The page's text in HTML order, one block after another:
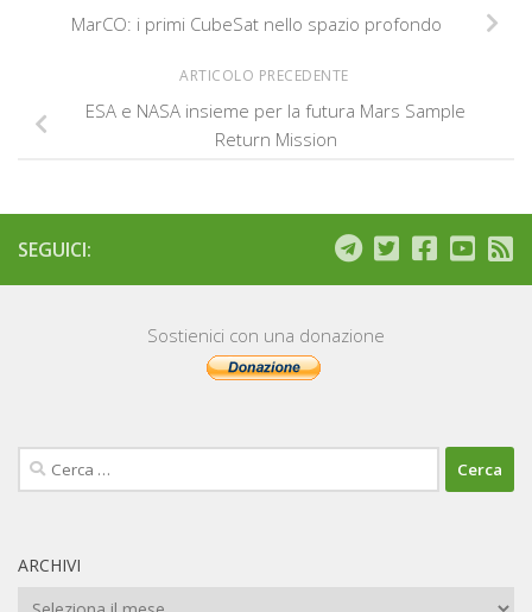
MarCO: i primi CubeSat nello spazio profondo
ARTICOLO PRECEDENTE
ESA e NASA insieme per la futura Mars Sample
Return Mission
SEGUICI:
Sostienici con una donazione
Ricerca
per:
ARCHIVI
Archivi